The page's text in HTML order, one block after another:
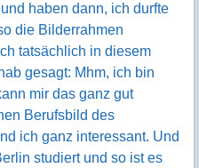
haben dann, ich durfte
die Bilderrahmen
tatsächlich in diesem
gesagt: Mhm, ich bin
mir das ganz gut
Berufsbild des
ich ganz interessant. Und
studiert und so ist es